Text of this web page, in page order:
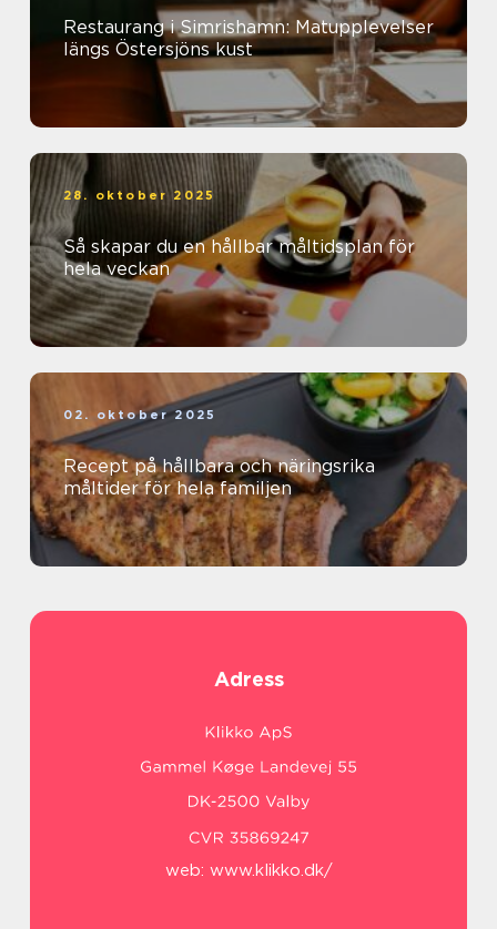
Restaurang i Simrishamn: Matupplevelser
längs Östersjöns kust
28. oktober 2025
Så skapar du en hållbar måltidsplan för
hela veckan
02. oktober 2025
Recept på hållbara och näringsrika
måltider för hela familjen
Adress
web: www.klikko.dk/